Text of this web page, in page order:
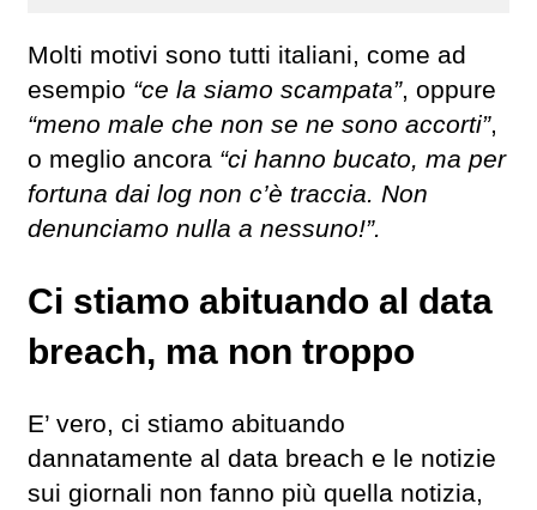
Molti motivi sono tutti italiani, come ad
esempio “ce la siamo scampata”, oppure
“meno male che non se ne sono accorti”,
o meglio ancora “ci hanno bucato, ma per
fortuna dai log non c’è traccia. Non
denunciamo nulla a nessuno!”.
Ci stiamo abituando al data
breach, ma non troppo
E’ vero, ci stiamo abituando
dannatamente al data breach e le notizie
sui giornali non fanno più quella notizia,